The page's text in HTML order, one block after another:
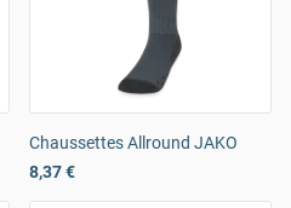
Chaussettes Allround JAKO
8,37 €